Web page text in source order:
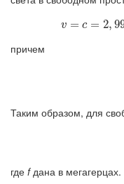
v = c = 2,
(2.7) =c =
причем
Таким образом, для
где fдана в мегагерцах.